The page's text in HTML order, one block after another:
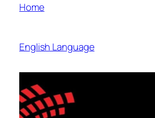
Home
English Language